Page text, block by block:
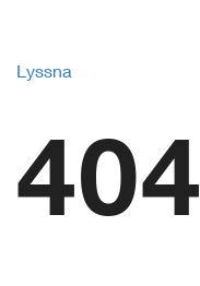
Lyssna
404